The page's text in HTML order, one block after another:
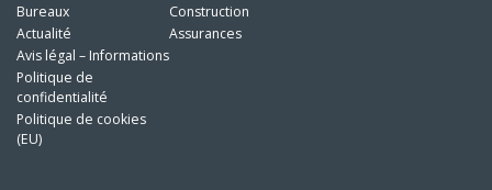
Bureaux
Actualité
Avis légal – Informations
Politique de
confidentialité
Politique de cookies
(EU)
Construction
Assurances